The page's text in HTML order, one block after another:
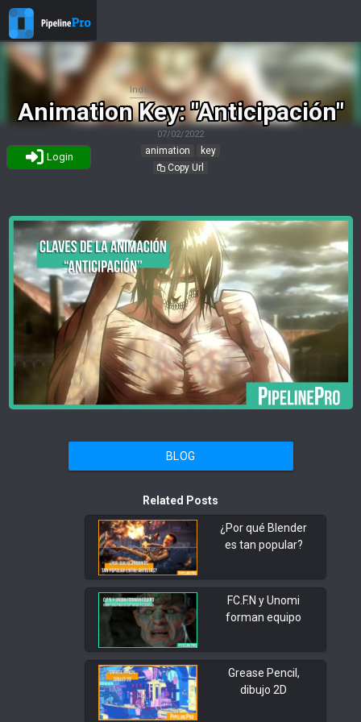
Login
Animation Key: "Anticipación"
07/02/2022
animation
key
Copy Url
Index
BLOG
Related Posts
¿Por qué Blender
es tan popular?
FC.F.N y Unomi
forman equipo
Grease Pencil,
dibujo 2D